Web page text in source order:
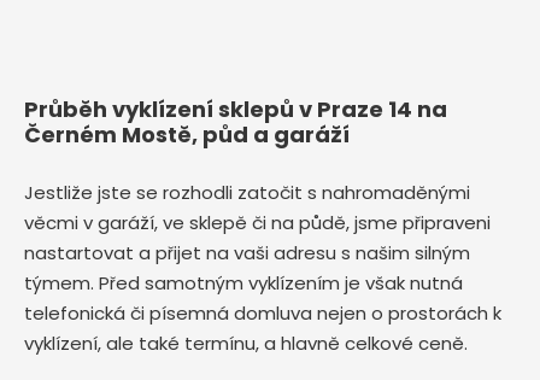
Průběh vyklízení sklepů v Praze 14 na
Černém Mostě, půd a garáží
Jestliže jste se rozhodli zatočit s nahromaděnými
věcmi v garáží, ve sklepě či na půdě, jsme připraveni
nastartovat a přijet na vaši adresu s našim silným
týmem. Před samotným vyklízením je však nutná
telefonická či písemná domluva nejen o prostorách k
vyklízení, ale také termínu, a hlavně celkové ceně.